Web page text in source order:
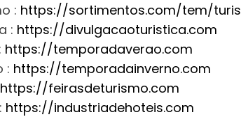
: https://sortimentos.com/tem/
: https://divulgacaoturistica.com
https://temporadaverao.com
: https://temporadainverno.com
https://feirasdeturismo.com
https://industriadehoteis.com